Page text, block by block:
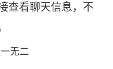
查看聊天信息，不
无二